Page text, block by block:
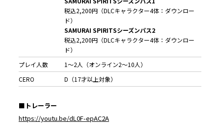
税込2,200円（DLCキャラクター4体：ダウンロー
ド）
SAMURAI SPIRITSシーズンパス2
税込2,200円（DLCキャラクター4体：ダウンロー
ド）
プレイ人数
1～2人（オンライン2～10人）
CERO
D（17才以上対象）
■トレーラー
https://youtu.be/dL0F-epAC2A